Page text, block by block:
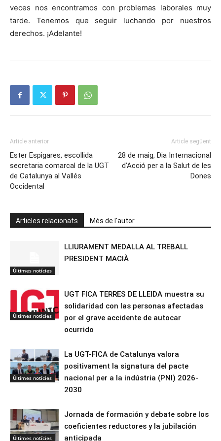
veces nos encontramos con problemas laborales muy
tarde. Tenemos que seguir luchando por nuestros
derechos. ¡Adelante!
Article anterior
Ester Espigares, escollida
secretaria comarcal de la UGT
de Catalunya al Vallés
Occidental
Article següent
28 de maig, Dia Internacional
d’Acció per a la Salut de les
Dones
Articles relacionats Més de l'autor
Últimes notícies
LLIURAMENT MEDALLA AL TREBALL
PRESIDENT MACIÀ
Últimes notícies
UGT FICA TERRES DE LLEIDA muestra su
solidaridad con las personas afectadas
por el grave accidente de autocar
ocurrido
Últimes notícies
La UGT-FICA de Catalunya valora
positivament la signatura del pacte
nacional per a la indústria (PNI) 2026-
2030
Últimes notícies
Jornada de formación y debate sobre los
coeficientes reductores y la jubilación
anticipada